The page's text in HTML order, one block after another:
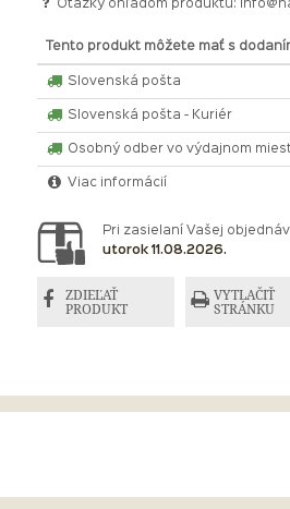
Otázky ohľadom produktu:
Tento produkt môžete mať s
Slovenská pošta
Slovenská pošta - Kuriér
Osobný odber vo výdajnom
Viac informácií
Pri zasielaní Vašej
utorok 11.08.2026.
ZDIEĽAŤ
PRODUKT
VYTLAČIŤ
STRÁNKU